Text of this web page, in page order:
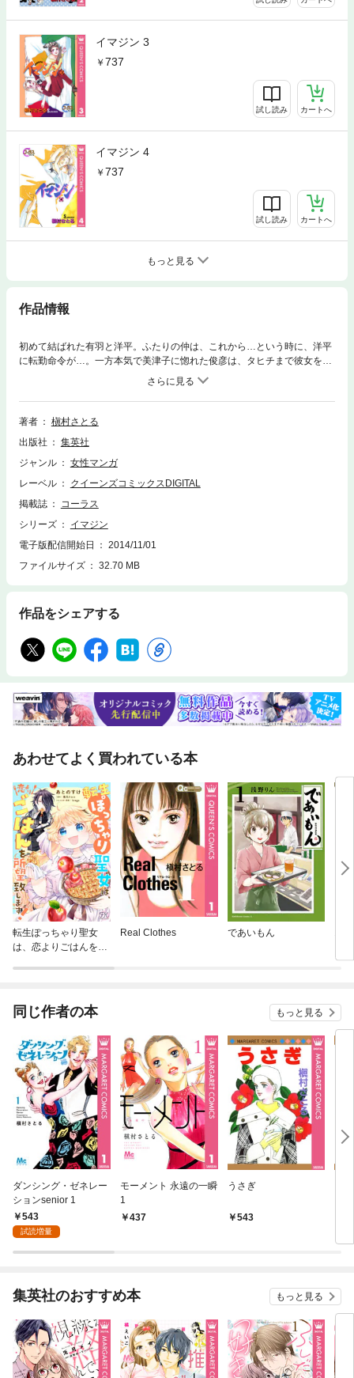
イマジン 3
737
試し読み カートへ
イマジン 4
737
試し読み カートへ
もっと見る
作品情報
初めて結ばれた有羽と洋平。ふたりの仲は、これから…という時に、洋平
に転勤命令が…。一方本気で美津子に惚れた俊彦は、タヒチまで彼女を追
って行った。人生には、約束も保証も無いけど、信じたり、愛したりはO
著者
槇村さとる
出版社
集英社
ジャンル
女性マンガ
レーベル
クイーンズコミックスDIGITAL
掲載誌
コーラス
シリーズ
イマジン
電子版配信開始日
2014/11/01
ファイルサイズ
32.70 MB
作品をシェアする
あわせてよく買われている本
転生ぽっちゃり聖女
は、恋よりごはんを所
Real Clothes であいもん
同じ作者の本 もっと見る
ダンシング・ゼネレー
ションsenior 1
543
試読増量
モーメント 永遠の一瞬
1
437
うさぎ
543
集英社のおすすめ本 もっと見る